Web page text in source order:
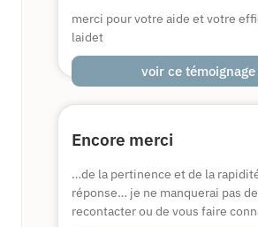
merci pour votre aide et votre
laidet
voir ce témoignage
Encore merci
…de la pertinence et de la
réponse… je ne manquerai pas
recontacter ou de vous faire